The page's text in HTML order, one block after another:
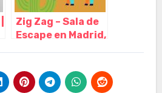
Zig Zag – Sala de
Escape en Madrid,